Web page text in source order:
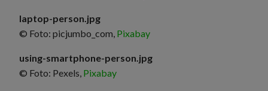
laptop-person.jpg
© Foto: picjumbo_com, Pixabay
using-smartphone-person.jpg
© Foto: Pexels, Pixabay